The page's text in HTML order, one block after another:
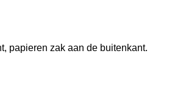
papieren zak aan de buitenkant.